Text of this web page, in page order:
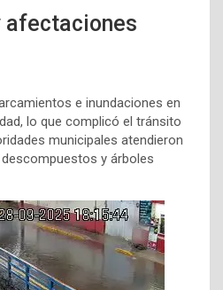
afectaciones
e inundaciones en
lo que complicó el tránsito
municipales atendieron
y árboles